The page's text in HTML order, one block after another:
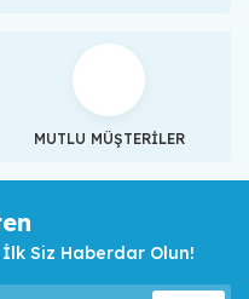
MUTLU MÜŞTERİLER
Siz Haberdar Olun!